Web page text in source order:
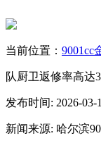
当前位置： 9001cc
队厨卫返修率高达
发布时间: 2026-03-
新闻来源: 哈尔滨